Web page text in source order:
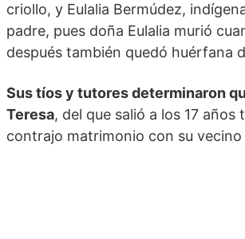
criollo, y Eulalia Bermúdez,
padre, pues doña Eulalia murió
después también quedó huérfana
Sus tíos y tutores determinaron
Teresa, del que salió a los 17
contrajo matrimonio con su